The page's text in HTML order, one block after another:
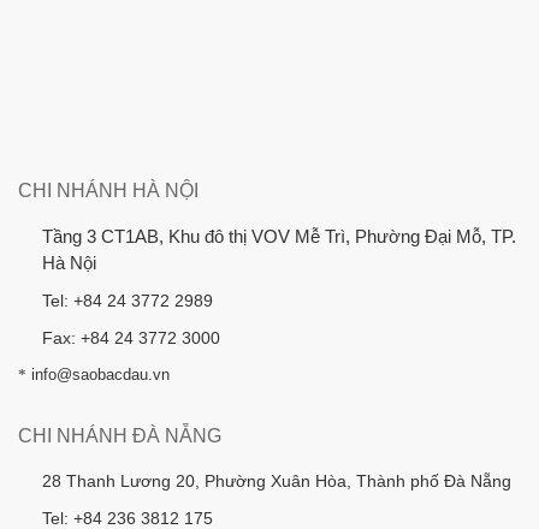
CHI NHÁNH HÀ NỘI
Tầng 3 CT1AB, Khu đô thị VOV Mễ Trì, Phường Đại Mỗ, TP.
Hà Nội
Tel: +84 24 3772 2989
Fax: +84 24 3772 3000
* info@saobacdau.vn
CHI NHÁNH ĐÀ NẴNG
28 Thanh Lương 20, Phường Xuân Hòa, Thành phố Đà Nẵng
Tel: +84 236 3812 175